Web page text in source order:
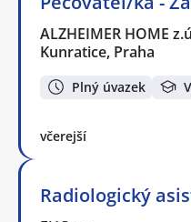
ALZHEIMER HOME
Kunratice, Praha
Plný úvazek
včerejší
Radiologický